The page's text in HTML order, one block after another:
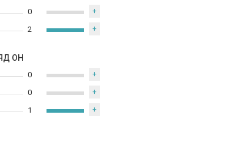
0 +
2 +
ОН
0 +
0 +
1 +